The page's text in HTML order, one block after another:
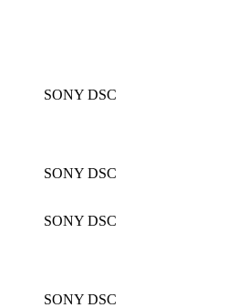
SONY DSC
SONY DSC
SONY DSC
SONY DSC